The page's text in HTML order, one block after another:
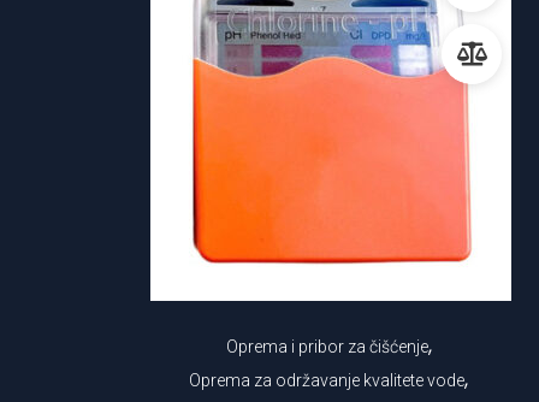
Oprema i pribor za čišćenje,
Oprema za održavanje kvalitete vode,